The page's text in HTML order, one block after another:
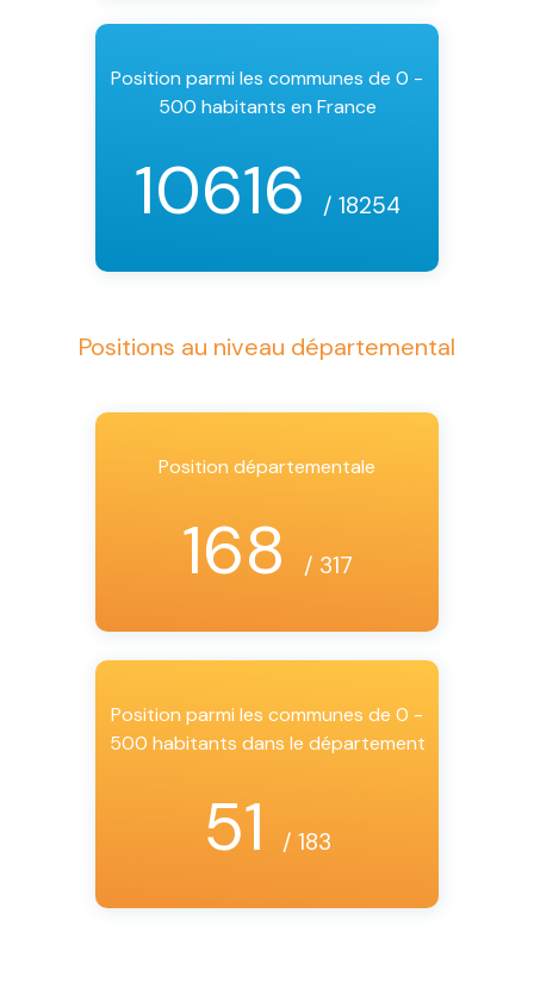
Position parmi les communes de 0 -
500 habitants en France
10616 / 18254
Positions au niveau départemental
Position départementale
168 / 317
Position parmi les communes de 0 -
500 habitants dans le département
51 / 183